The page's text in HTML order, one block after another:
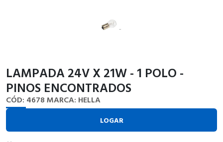
LAMPADA 24V X 21W - 1 POLO -
PINOS ENCONTRADOS
CÓD: 4678 MARCA: HELLA
LOGAR